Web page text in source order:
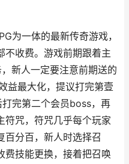
为一体的最新传奇游戏，
不收费。游戏前期跟着主
新人一定要注意前期送的
益最大化，提议打完第壹
完第二个会员boss，再
符咒，符咒几乎每个玩家
百分百，新人时选择召
费技能更换，接着把召唤